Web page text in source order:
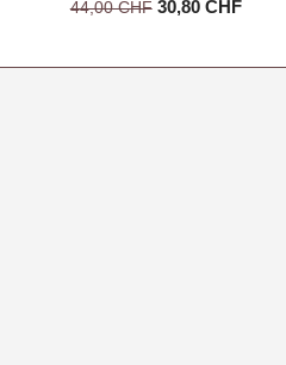
Prix
44,00 CHF Prix
30,80 CHF